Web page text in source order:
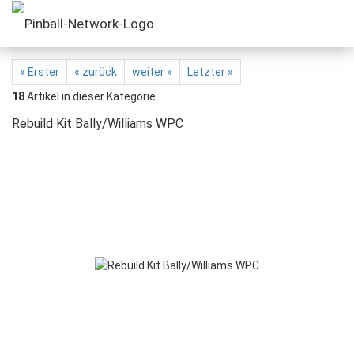
« Erster « zurück weiter »
Letzter »
18Artikel in dieser Kategorie
Rebuild Kit Bally/Williams WPC